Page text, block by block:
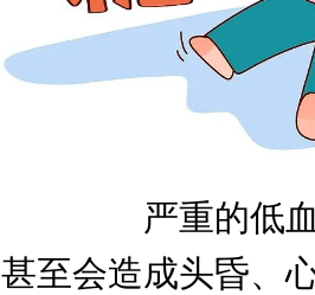
严重的低
甚至会造成头昏、